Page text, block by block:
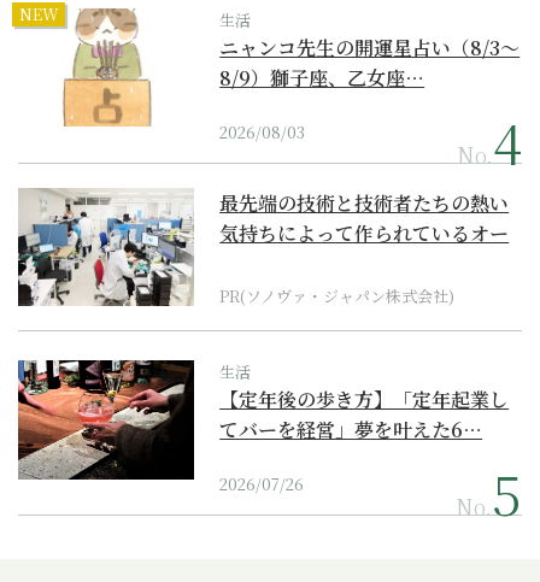
NEW 生活
ニャンコ先生の開運星占い（8/3～
8/9）獅子座、乙女座…
2026/08/03
No.
最先端の技術と技術者たちの熱い
気持ちによって作られているオー
PR(ソノヴァ・ジャパン株式会社)
生活
【定年後の歩き方】「定年起業し
てバーを経営」夢を叶えた6…
2026/07/26
No.